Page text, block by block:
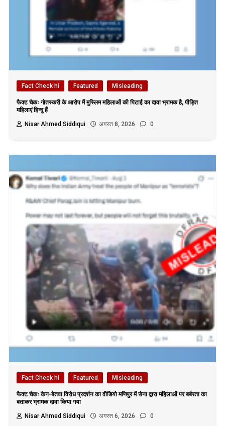
Fact Check hi Featured Misleading
फैक्ट चेकः गोतस्करी के आरोप में मुस्लिम महिलाओं की पिटाई का दावा भ्रामक है, पीड़ित
महिलाएं हिन्दू हैं
Nisar Ahmed Siddiqui
अगस्त 8, 2026 0
Fact Check hi Featured Misleading
फैक्ट चेकः केन-बेतवा विरोध प्रदर्शन का वीडियो मणिपुर में सेना द्वारा महिलाओं पर बर्बरता का
बताकर भ्रामक दावा किया गया
Nisar Ahmed Siddiqui
अगस्त 6, 2026 0